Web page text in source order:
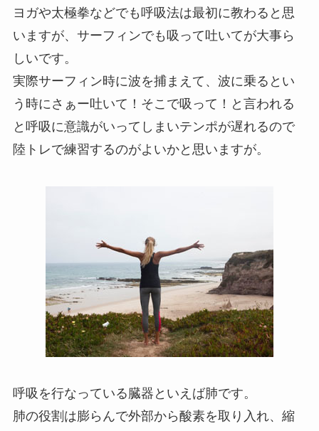
ヨガや太極拳などでも呼吸法は最初に教わると思
いますが、サーフィンでも吸って吐いてが大事ら
しいです。
実際サーフィン時に波を捕まえて、波に乗るとい
う時にさぁー吐いて！そこで吸って！と言われる
と呼吸に意識がいってしまいテンポが遅れるので
陸トレで練習するのがよいかと思いますが。
呼吸を行なっている臓器といえば肺です。
肺の役割は膨らんで外部から酸素を取り入れ、縮